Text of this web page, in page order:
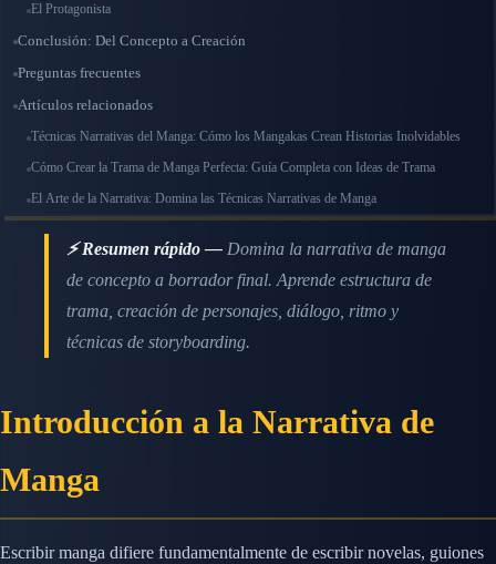
El Protagonista
Conclusión: Del Concepto a Creación
Preguntas frecuentes
Artículos relacionados
Técnicas Narrativas del Manga: Cómo los Mangakas Crean Historias Inolvidables
Cómo Crear la Trama de Manga Perfecta: Guía Completa con Ideas de Trama
El Arte de la Narrativa: Domina las Técnicas Narrativas de Manga
⚡ Resumen rápido — Domina la narrativa de manga
de concepto a borrador final. Aprende estructura de
trama, creación de personajes, diálogo, ritmo y
técnicas de storyboarding.
Introducción a la Narrativa de
Manga
Escribir manga difiere fundamentalmente de escribir novelas, guiones